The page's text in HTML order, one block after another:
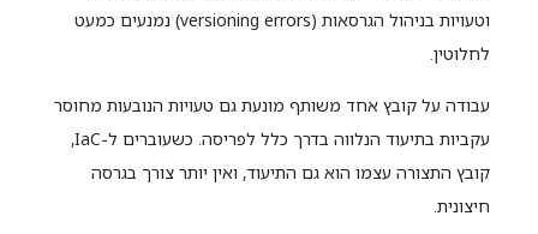
וטעויות בניהול הגרסאות (versioning errors) נמנעים כמעט
לחלוטין.
עבודה על קובץ אחד משותף מונעת גם טעויות הנובעות מחוסר
עקביות בתיעוד הנלווה בדרך כלל לפריסה. כשעוברים ל-IaC,
קובץ התצורה עצמו הוא גם התיעוד, ואין יותר צורך בגרסה
חיצונית.